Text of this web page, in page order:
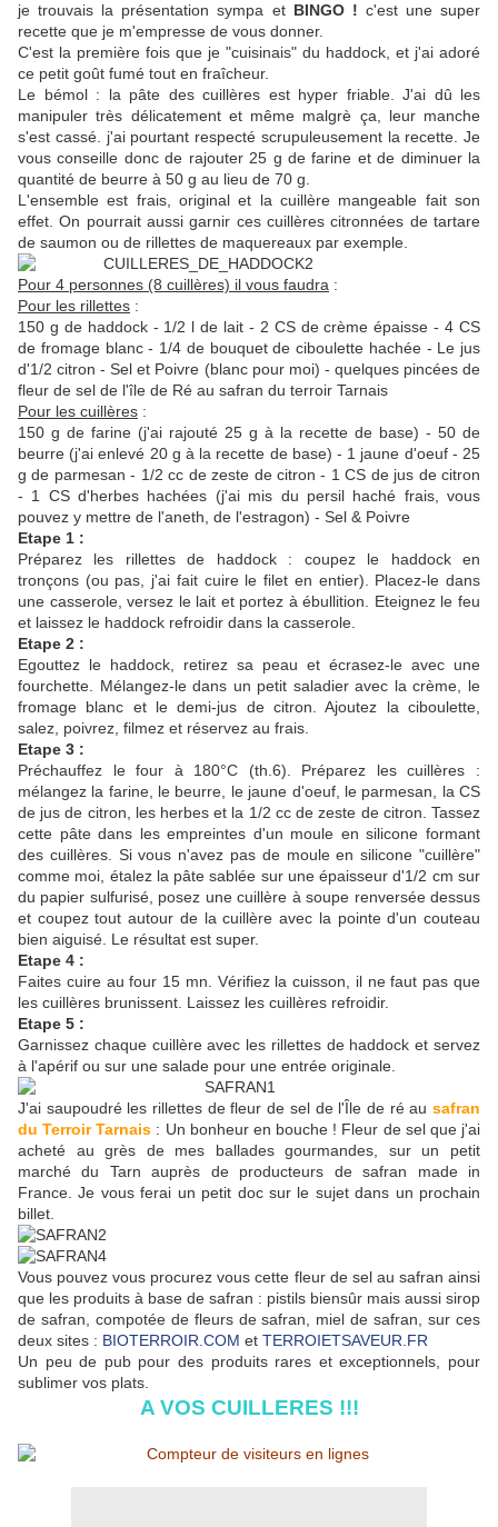
je trouvais la présentation sympa et BINGO ! c'est une super
recette que je m'empresse de vous donner.
C'est la première fois que je "cuisinais" du haddock, et j'ai adoré
ce petit goût fumé tout en fraîcheur.
Le bémol : la pâte des cuillères est hyper friable. J'ai dû les
manipuler très délicatement et même malgrè ça, leur manche
s'est cassé. j'ai pourtant respecté scrupuleusement la recette. Je
vous conseille donc de rajouter 25 g de farine et de diminuer la
quantité de beurre à 50 g au lieu de 70 g.
L'ensemble est frais, original et la cuillère mangeable fait son
effet. On pourrait aussi garnir ces cuillères citronnées de tartare
de saumon ou de rillettes de maquereaux par exemple.
Pour 4 personnes (8 cuillères) il vous faudra :
Pour les rillettes :
150 g de haddock - 1/2 l de lait - 2 CS de crème épaisse - 4 CS
de fromage blanc - 1/4 de bouquet de ciboulette hachée - Le jus
d'1/2 citron - Sel et Poivre (blanc pour moi) - quelques pincées de
fleur de sel de l'île de Ré au safran du terroir Tarnais
Pour les cuillères :
150 g de farine (j'ai rajouté 25 g à la recette de base) - 50 de
beurre (j'ai enlevé 20 g à la recette de base) - 1 jaune d'oeuf - 25
g de parmesan - 1/2 cc de zeste de citron - 1 CS de jus de citron
- 1 CS d'herbes hachées (j'ai mis du persil haché frais, vous
pouvez y mettre de l'aneth, de l'estragon) - Sel & Poivre
Etape 1 :
Préparez les rillettes de haddock : coupez le haddock en
tronçons (ou pas, j'ai fait cuire le filet en entier). Placez-le dans
une casserole, versez le lait et portez à ébullition. Eteignez le feu
et laissez le haddock refroidir dans la casserole.
Etape 2 :
Egouttez le haddock, retirez sa peau et écrasez-le avec une
fourchette. Mélangez-le dans un petit saladier avec la crème, le
fromage blanc et le demi-jus de citron. Ajoutez la ciboulette,
salez, poivrez, filmez et réservez au frais.
Etape 3 :
Préchauffez le four à 180°C (th.6). Préparez les cuillères :
mélangez la farine, le beurre, le jaune d'oeuf, le parmesan, la CS
de jus de citron, les herbes et la 1/2 cc de zeste de citron. Tassez
cette pâte dans les empreintes d'un moule en silicone formant
des cuillères. Si vous n'avez pas de moule en silicone "cuillère"
comme moi, étalez la pâte sablée sur une épaisseur d'1/2 cm sur
du papier sulfurisé, posez une cuillère à soupe renversée dessus
et coupez tout autour de la cuillère avec la pointe d'un couteau
bien aiguisé. Le résultat est super.
Etape 4 :
Faites cuire au four 15 mn. Vérifiez la cuisson, il ne faut pas que
les cuillères brunissent. Laissez les cuillères refroidir.
Etape 5 :
Garnissez chaque cuillère avec les rillettes de haddock et servez
à l'apérif ou sur une salade pour une entrée originale.
J'ai saupoudré les rillettes de fleur de sel de l'Île de ré au safran
du Terroir Tarnais : Un bonheur en bouche ! Fleur de sel que j'ai
acheté au grès de mes ballades gourmandes, sur un petit
marché du Tarn auprès de producteurs de safran made in
France. Je vous ferai un petit doc sur le sujet dans un prochain
billet.
Vous pouvez vous procurez vous cette fleur de sel au safran ainsi
que les produits à base de safran : pistils biensûr mais aussi sirop
de safran, compotée de fleurs de safran, miel de safran, sur ces
deux sites : BIOTERROIR.COM et TERROIETSAVEUR.FR
Un peu de pub pour des produits rares et exceptionnels, pour
sublimer vos plats.
A VOS CUILLERES !!!